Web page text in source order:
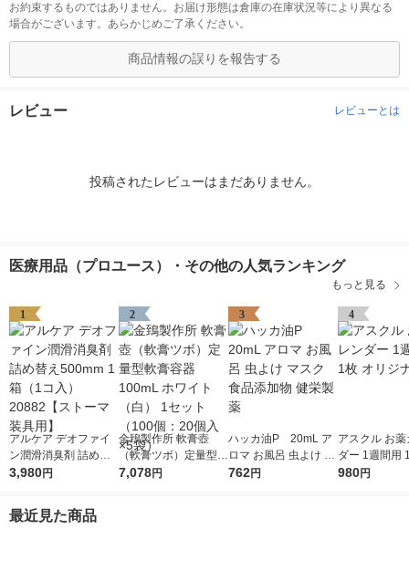
お約束するものではありません。お届け形態は倉庫の在庫状況等により異なる
場合がございます。あらかじめご了承ください。
商品情報の誤りを報告する
レビュー レビューとは
投稿されたレビューはまだありません。
医療用品（プロユース）・その他の人気ランキング
もっと見る
1
アルケア デオファイ
ン潤滑消臭剤 詰め替
え500mm 1箱（1コ
3,980円
2
金鵄製作所 軟膏壺
（軟膏ツボ）定量型軟
膏容器 100mL ホワイ
7,078円
3
ハッカ油P 20mL ア
ロマ お風呂 虫よけ マ
スク 食品添加物 健栄
762円
4
アスクル お
ダー 1週間用
ジナル
980円
最近見た商品